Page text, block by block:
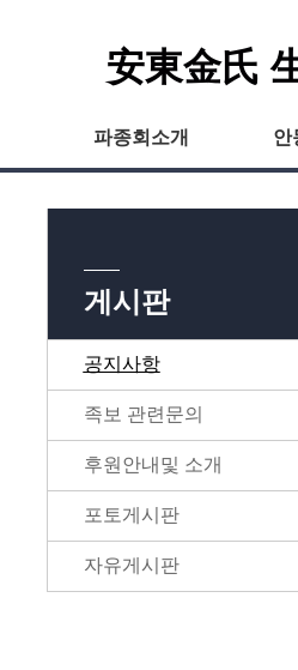
安東金氏
파종회소개 안
게시판
공지사항
족보 관련문의
후원안내및 소개
포토게시판
자유게시판